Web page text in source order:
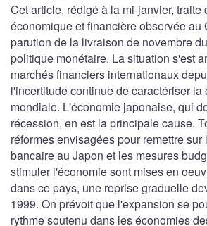
Cet article, rédigé à la mi-janvier, traite
économique et financière observée au
parution de la livraison de novembre
politique monétaire. La situation s'est
marchés financiers internationaux
l'incertitude continue de caractériser la
mondiale. L'économie japonaise, qui
récession, en est la principale cause.
réformes envisagées pour remettre
bancaire au Japon et les mesures
stimuler l'économie sont mises en
dans ce pays, une reprise graduelle
1999. On prévoit que l'expansion se
rythme soutenu dans les économies